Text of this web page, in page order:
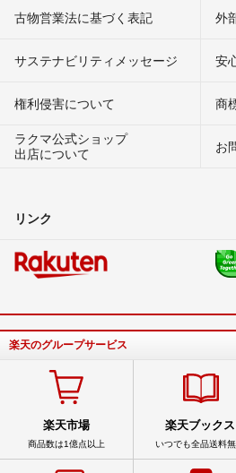
古物営業法に基づく表記 外
サステナビリティメッセージ 安
権利侵害について
商
ラクマ公式ショップ
出店について
お
リンク
楽天のグループサービス
楽天市場
商品数は1億点以上
楽天ブックス
いつでも全品送料